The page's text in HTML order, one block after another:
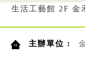
生活工藝館 2F 金
主辦單位 :